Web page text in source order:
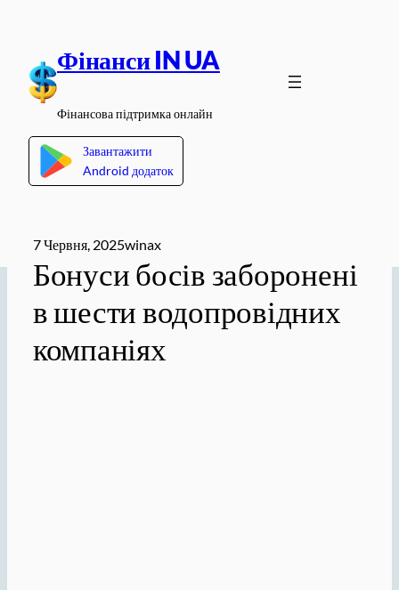
вмісту
Фінанси IN UA
Фінансова підтримка онлайн
Завантажити
Android додаток
7 Червня, 2025winax
Бонуси босів заборонені
в шести водопровідних
компаніях